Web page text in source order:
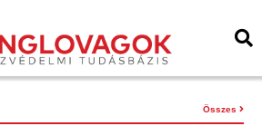
Összes